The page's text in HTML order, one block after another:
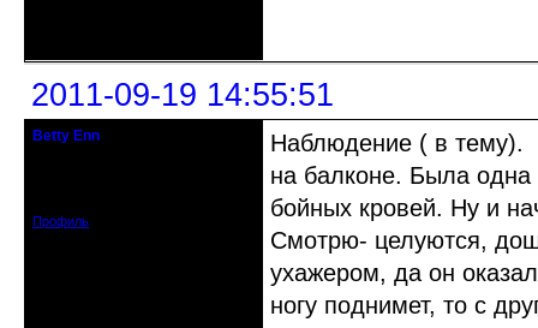
2011-09-19 14:55:51
Betty Enn
Профиль
Наблюдение ( в тему).
на балконе. Была одна
бойных кровей. Ну и
Смотрю- целуются,
ухажером, да он
ногу поднимет, то с